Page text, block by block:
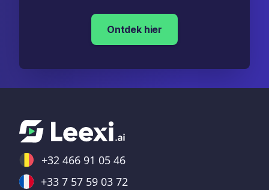
Ontdek hier
+32 466 91 05 46
+33 7 57 59 03 72